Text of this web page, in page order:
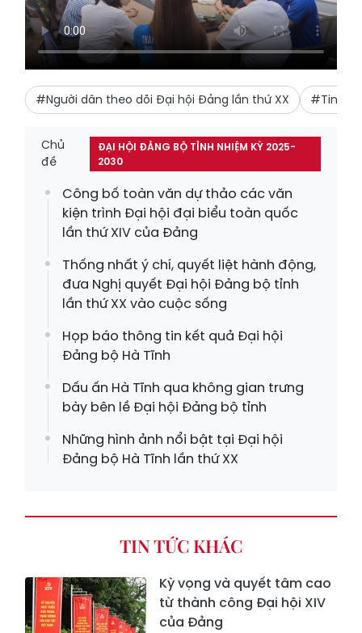
#Người dân theo dõi Đại hội Đảng lần thứ XX #Tin
Chủ
đề
ĐẠI HỘI ĐẢNG BỘ TỈNH NHIỆM KỲ 2025-
2030
Công bố toàn văn dự thảo các văn
kiện trình Đại hội đại biểu toàn quốc
lần thứ XIV của Đảng
Thống nhất ý chí, quyết liệt hành động,
đưa Nghị quyết Đại hội Đảng bộ tỉnh
lần thứ XX vào cuộc sống
Họp báo thông tin kết quả Đại hội
Đảng bộ Hà Tĩnh
Dấu ấn Hà Tĩnh qua không gian trưng
bày bên lề Đại hội Đảng bộ tỉnh
Những hình ảnh nổi bật tại Đại hội
Đảng bộ Hà Tĩnh lần thứ XX
TIN TỨC KHÁC
Kỳ vọng và quyết tâm cao
từ thành công Đại hội XIV
của Đảng